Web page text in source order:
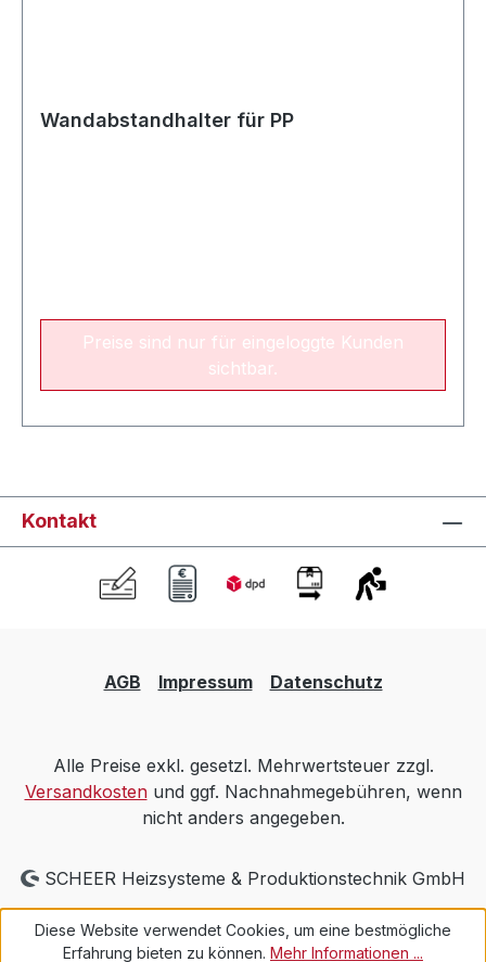
Wandabstandhalter für PP
Preise sind nur für eingeloggte Kunden
sichtbar.
Kontakt
AGB Impressum Datenschutz
Alle Preise exkl. gesetzl. Mehrwertsteuer zzgl.
Versandkostenund ggf. Nachnahmegebühren, wenn
nicht anders angegeben.
SCHEER Heizsysteme & Produktionstechnik GmbH
Diese Website verwendet Cookies, um eine bestmögliche
Erfahrung bieten zu können. Mehr Informationen ...